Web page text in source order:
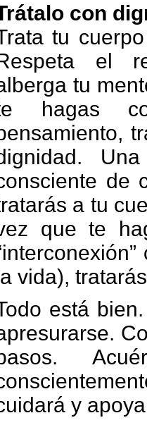
con
tu
el
tu
hagas
de
a tu
que te
vida),
está
y